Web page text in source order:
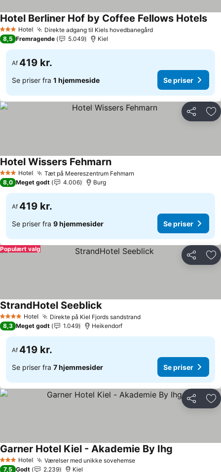
3 StjernerHotel Direkte adgang til Kiels hovedbanegård
Hotel Berliner Hof by Coffee Fellows Hotels
8,5 Fremragende 5.049 Kiel
Af 419 kr.
Se priser fra 1 hjemmeside Se priser
Del
3 StjernerHotel Tæt på Meereszentrum Fehmarn
Hotel Wissers Fehmarn
8,0 Meget godt 4.006 Burg
Af 419 kr.
Se priser fra 9 hjemmesider Se priser
Del
Populært valg
4 StjernerHotel Direkte på Kiel Fjords sandstrand
StrandHotel Seeblick
8,3 Meget godt 1.049 Heikendorf
Af 419 kr.
Se priser fra 7 hjemmesider Se priser
Del
3 StjernerHotel Værelser med unikke sovehemse
Garner Hotel Kiel - Akademie By Ihg
7,5 Godt 2.239 Kiel